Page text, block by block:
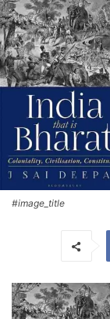
#image_title